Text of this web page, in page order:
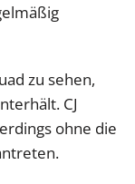
zu sehen,
CJ
ohne die